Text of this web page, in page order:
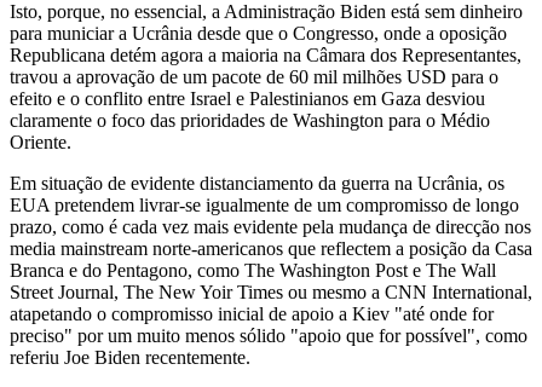
Isto, porque, no essencial, a Administração Biden está sem dinheiro
para municiar a Ucrânia desde que o Congresso, onde a oposição
Republicana detém agora a maioria na Câmara dos Representantes,
travou a aprovação de um pacote de 60 mil milhões USD para o
efeito e o conflito entre Israel e Palestinianos em Gaza desviou
claramente o foco das prioridades de Washington para o Médio
Oriente.
Em situação de evidente distanciamento da guerra na Ucrânia, os
EUA pretendem livrar-se igualmente de um compromisso de longo
prazo, como é cada vez mais evidente pela mudança de direcção nos
media mainstream norte-americanos que reflectem a posição da Casa
Branca e do Pentagono, como The Washington Post e The Wall
Street Journal, The New Yoir Times ou mesmo a CNN International,
atapetando o compromisso inicial de apoio a Kiev "até onde for
preciso" por um muito menos sólido "apoio que for possível", como
referiu Joe Biden recentemente.